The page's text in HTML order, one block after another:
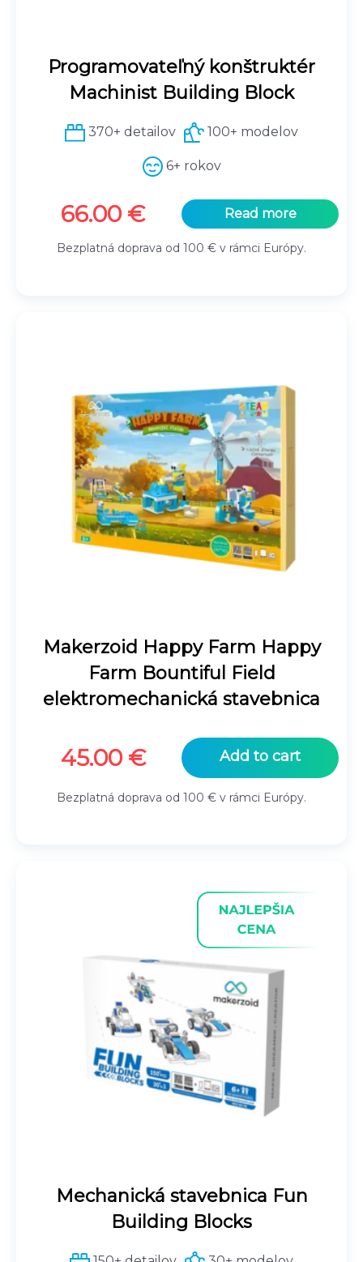
Programovateľný konštruktér
Machinist Building Block
370+ detailov 100+ modelov
6+ rokov
66.00 € Read more
Bezplatná doprava od 100 € v rámci Európy.
Makerzoid Happy Farm Happy
Farm Bountiful Field
elektromechanická stavebnica
45.00 € Add to cart
Bezplatná doprava od 100 € v rámci Európy.
Mechanická stavebnica Fun
Building Blocks